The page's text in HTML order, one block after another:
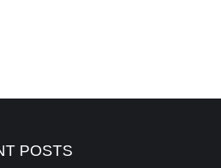
POSTS